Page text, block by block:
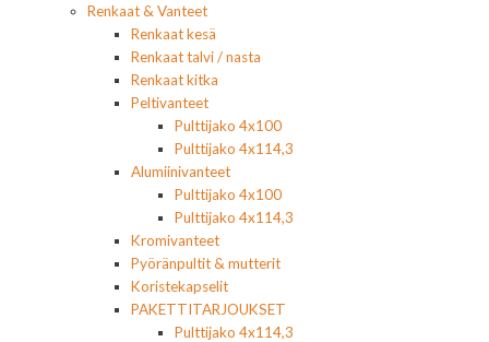
Renkaat & Vanteet
Renkaat kesä
Renkaat talvi / nasta
Renkaat kitka
Peltivanteet
Pulttijako 4x100
Pulttijako 4x114,3
Alumiinivanteet
Pulttijako 4x100
Pulttijako 4x114,3
Kromivanteet
Pyöränpultit & mutterit
Koristekapselit
PAKETTITARJOUKSET
Pulttijako 4x114,3